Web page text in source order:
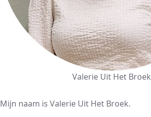
Valerie Uit Het Broek
Mijn naam is Valerie Uit Het Broek.